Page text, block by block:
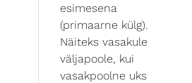
esimesena
(primaarne külg).
Näiteks vasakule
väljapoole, kui
vasakpoolne uks